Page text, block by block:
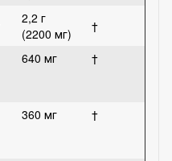
2,2 г
(2200 мг)
†
640 мг †
360 мг †